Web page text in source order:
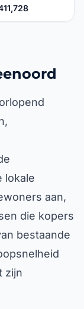
lokale
aan,
die kopers
bestaande
zijn